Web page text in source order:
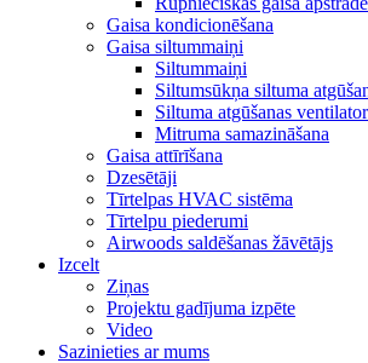
Gaisa kondicionēšana
Gaisa siltummaiņi
Siltummaiņi
Siltumsūkņa siltuma
Siltuma atgūšanas
Mitruma samazināšana
Gaisa attīrīšana
Dzesētāji
Tīrtelpas HVAC sistēma
Tīrtelpu piederumi
Airwoods saldēšanas žāvētājs
Izcelt
Ziņas
Projektu gadījuma izpēte
Video
Sazinieties ar mums